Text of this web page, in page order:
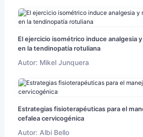
El ejercicio isométrico induce analgesia
en la tendinopatía rotuliana
Autor: Mikel Junquera
Estrategias fisioterapéuticas para el
cefalea cervicogénica
Autor: Albi Bello